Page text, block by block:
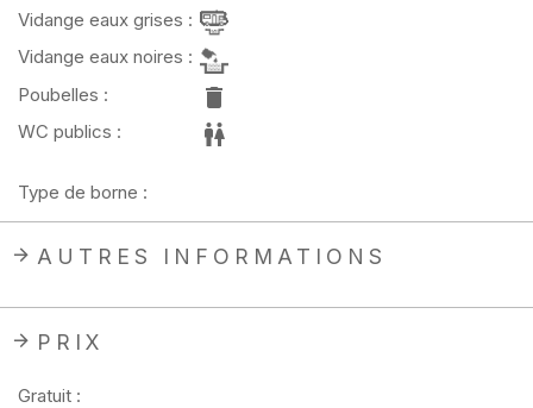
Vidange eaux grises :
Vidange eaux noires :
Poubelles :
WC publics :
Type de borne :
AUTRES INFORMATIONS
PRIX
Gratuit :